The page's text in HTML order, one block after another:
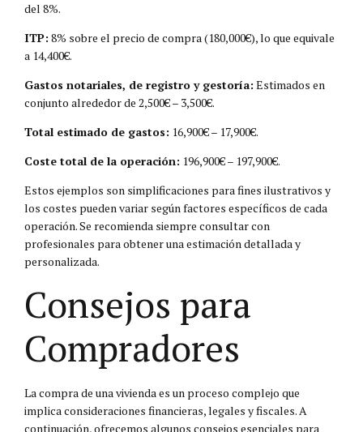
del 8%.
ITP: 8% sobre el precio de compra (180,000€), lo que equivale
a 14,400€.
Gastos notariales, de registro y gestoría: Estimados en
conjunto alrededor de 2,500€ – 3,500€.
Total estimado de gastos: 16,900€ – 17,900€.
Coste total de la operación: 196,900€ – 197,900€.
Estos ejemplos son simplificaciones para fines ilustrativos y
los costes pueden variar según factores específicos de cada
operación. Se recomienda siempre consultar con
profesionales para obtener una estimación detallada y
personalizada.
Consejos para
Compradores
La compra de una vivienda es un proceso complejo que
implica consideraciones financieras, legales y fiscales. A
continuación, ofrecemos algunos consejos esenciales para